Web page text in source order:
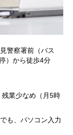
警察署前（バス
）から徒歩4分
業少なめ（月5時
も、パソコン入力